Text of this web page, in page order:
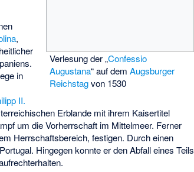
Verlesung der „Confessio
Augustana“ auf demAugsburger
Reichstagvon 1530
,
in
II.
Erblande mit ihrem Kaisertitel
um die Vorherrschaft im Mittelmeer. Ferner
Herrschaftsbereich, festigen. Durch einen
Hingegen konnte er den Abfall eines Teils